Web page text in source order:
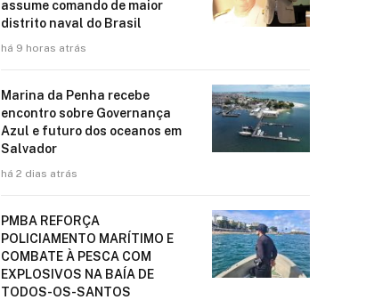
assume comando de maior
distrito naval do Brasil
há 9 horas atrás
Marina da Penha recebe
encontro sobre Governança
Azul e futuro dos oceanos em
Salvador
há 2 dias atrás
PMBA REFORÇA
POLICIAMENTO MARÍTIMO E
COMBATE À PESCA COM
EXPLOSIVOS NA BAÍA DE
TODOS-OS-SANTOS